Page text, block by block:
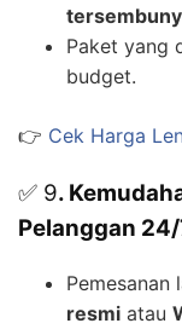
Paket yang
budget.
👉 Cek Harga
✅ 9.
Pelanggan
Pemesanan
resmi atau